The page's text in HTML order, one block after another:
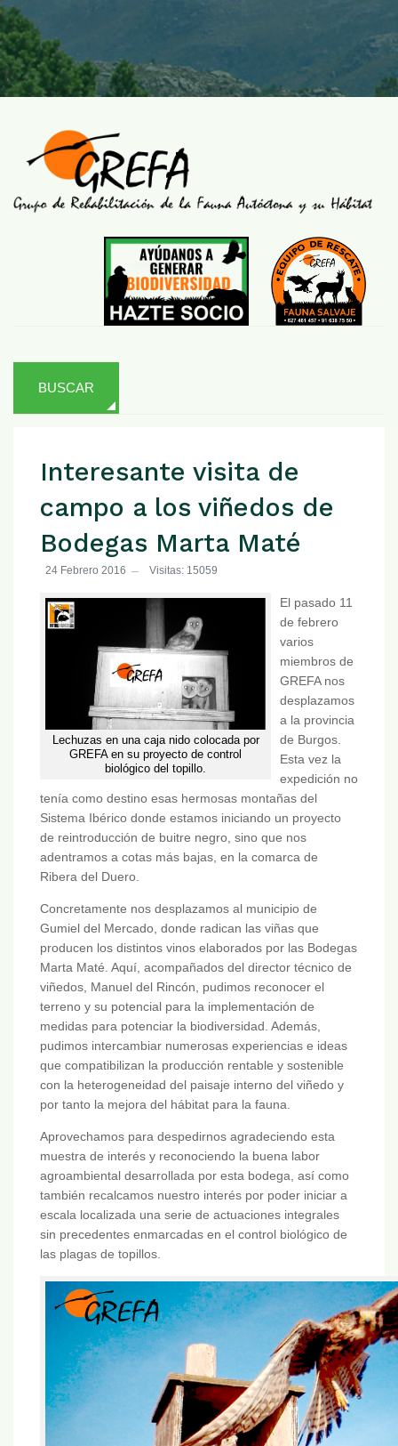
BUSCAR
Interesante visita de
campo a los viñedos de
Bodegas Marta Maté
24 Febrero 2016 Visitas: 15059
Lechuzas en una caja nido colocada por
GREFA en su proyecto de control
biológico del topillo.
El pasado 11
de febrero
varios
miembros de
GREFA nos
desplazamos
a la provincia
de Burgos.
Esta vez la
expedición no
tenía como destino esas hermosas montañas del
Sistema Ibérico donde estamos iniciando un proyecto
de reintroducción de buitre negro, sino que nos
adentramos a cotas más bajas, en la comarca de
Ribera del Duero.
Concretamente nos desplazamos al municipio de
Gumiel del Mercado, donde radican las viñas que
producen los distintos vinos elaborados por las Bodegas
Marta Maté. Aquí, acompañados del director técnico de
viñedos, Manuel del Rincón, pudimos reconocer el
terreno y su potencial para la implementación de
medidas para potenciar la biodiversidad. Además,
pudimos intercambiar numerosas experiencias e ideas
que compatibilizan la producción rentable y sostenible
con la heterogeneidad del paisaje interno del viñedo y
por tanto la mejora del hábitat para la fauna.
Aprovechamos para despedirnos agradeciendo esta
muestra de interés y reconociendo la buena labor
agroambiental desarrollada por esta bodega, así como
también recalcamos nuestro interés por poder iniciar a
escala localizada una serie de actuaciones integrales
sin precedentes enmarcadas en el control biológico de
las plagas de topillos.